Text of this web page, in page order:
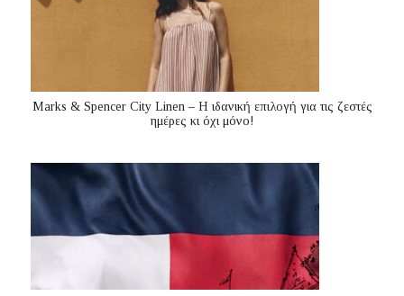
Marks & Spencer City Linen – Η ιδανική επιλογή για τις ζεστές
ημέρες κι όχι μόνο!